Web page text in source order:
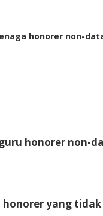
tenaga honorer non-
honorer non-
yang